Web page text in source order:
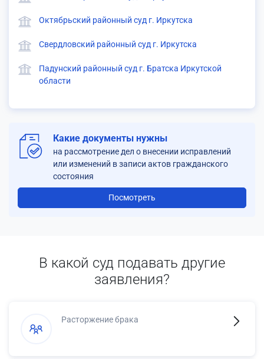
Октябрьский районный суд г. Иркутска
Свердловский районный суд г. Иркутска
Падунский районный суд г. Братска Иркутской
области
Какие документы нужны
на рассмотрение дел о внесении исправлений
или изменений в записи актов гражданского
состояния
Посмотреть
В какой суд подавать другие
заявления?
Расторжение брака